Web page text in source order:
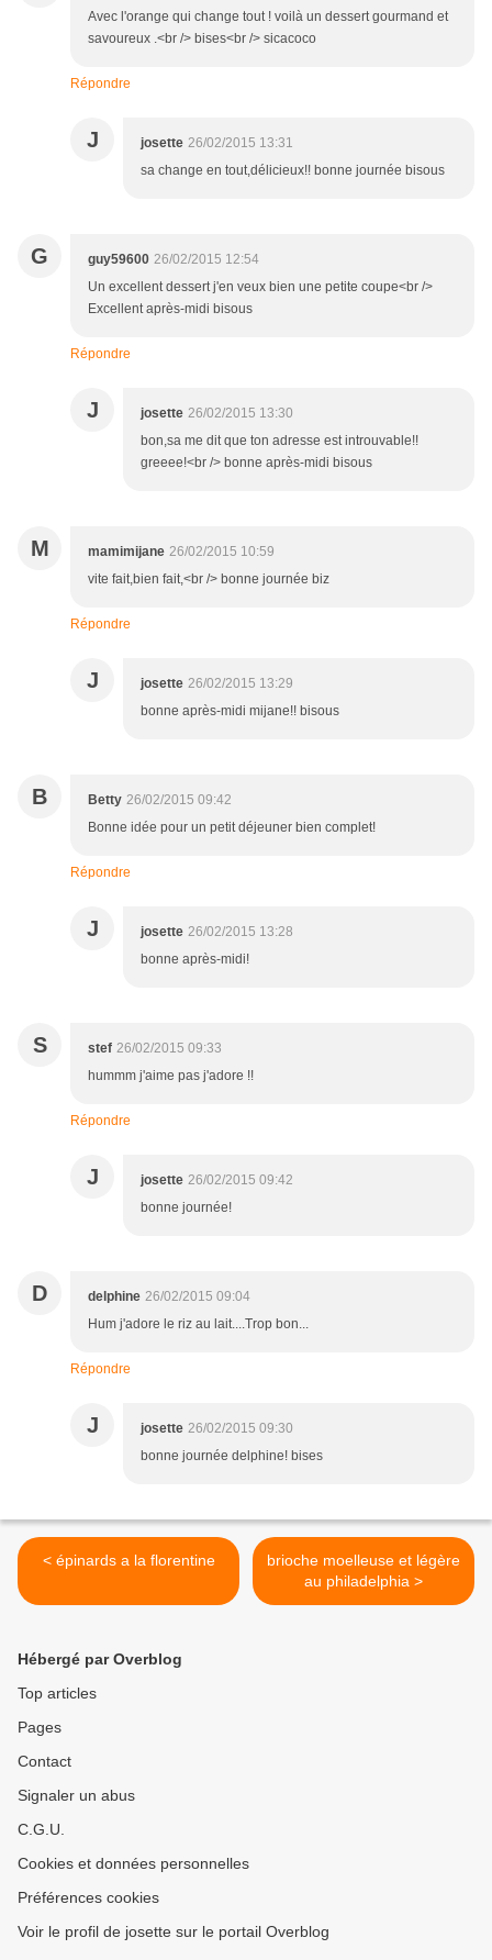
Avec l'orange qui change tout ! voilà un dessert gourmand et
savoureux .<br /> bises<br /> sicacoco
Répondre
J josette 26/02/2015 13:31
sa change en tout,délicieux!! bonne journée bisous
G guy59600 26/02/2015 12:54
Un excellent dessert j'en veux bien une petite coupe<br />
Excellent après-midi bisous
Répondre
J josette 26/02/2015 13:30
bon,sa me dit que ton adresse est introuvable!!
greeee!<br /> bonne après-midi bisous
M mamimijane 26/02/2015 10:59
vite fait,bien fait,<br /> bonne journée biz
Répondre
J josette 26/02/2015 13:29
bonne après-midi mijane!! bisous
B Betty 26/02/2015 09:42
Bonne idée pour un petit déjeuner bien complet!
Répondre
J josette 26/02/2015 13:28
bonne après-midi!
S stef 26/02/2015 09:33
hummm j'aime pas j'adore !!
Répondre
J josette 26/02/2015 09:42
bonne journée!
D delphine 26/02/2015 09:04
Hum j'adore le riz au lait....Trop bon...
Répondre
J josette 26/02/2015 09:30
bonne journée delphine! bises
< épinards a la florentine
brioche moelleuse et légère
au philadelphia >
Hébergé par Overblog
Top articles
Pages
Contact
Signaler un abus
C.G.U.
Cookies et données personnelles
Préférences cookies
Voir le profil de josette sur le portail Overblog